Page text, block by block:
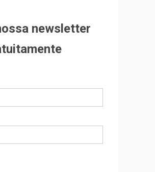
newsletter